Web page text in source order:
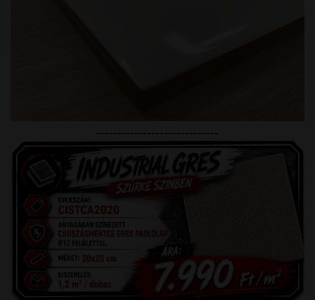
-----------------------------